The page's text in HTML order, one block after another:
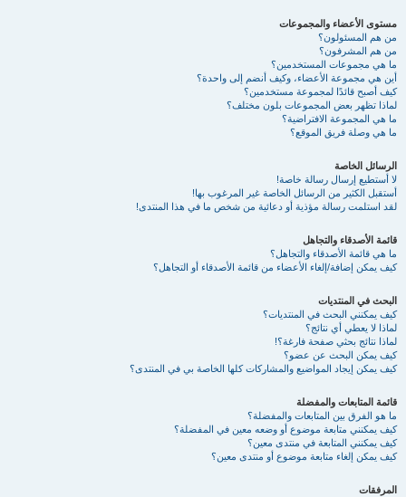
مستوى الأعضاء والمجموعات
من هم المسئولون؟
من هم المشرفون؟
ما هي مجموعات المستخدمين؟
أين هي مجموعة الأعضاء، وكيف أنضم إلى واحدة؟
كيف أصبح قائدًا لمجموعة مستخدمين؟
لماذا تظهر بعض المجموعات بلون مختلف؟
ما هي المجموعة الافتراضية؟
ما هي وصلة فريق الموقع؟
الرسائل الخاصة
لا أستطيع إرسال رسالة خاصة!
أستقبل الكثير من الرسائل الخاصة غير المرغوب بها!
لقد استلمت رسالة مؤذية أو دعائية من شخص ما في هذا المنتدى!
قائمة الأصدقاء والتجاهل
ما هي قائمة الأصدقاء والتجاهل؟
كيف يمكن إضافة/إلغاء الأعضاء من قائمة الأصدقاء أو التجاهل؟
البحث في المنتديات
كيف يمكنني البحث في المنتديات؟
لماذا لا يعطي أي نتائج؟
لماذا نتائج بحثي صفحة فارغة؟!
كيف يمكن البحث عن عضو؟
كيف يمكن إيجاد المواضيع والمشاركات كلها الخاصة بي في المنتدى؟
قائمة المتابعات والمفضلة
ما هو الفرق بين المتابعات والمفضلة؟
كيف يمكنني متابعة موضوع أو وضعه معين في المفضلة؟
كيف يمكنني المتابعة في منتدى معين؟
كيف يمكن إلغاء متابعة موضوع أو منتدى معين؟
المرفقات